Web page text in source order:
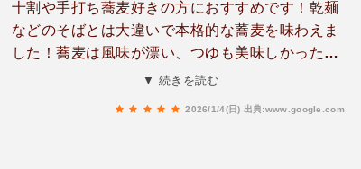
十割や手打ち蕎麦好きの方におすすめです！乾麺
などのそばとは大違いで本格的な蕎麦を味わえま
した！蕎麦は風味が漂い、つゆも美味しかったで
す！さらに身体に優しい素材なのが嬉しいで
▼ 続きを読む
2026/1/4(日) 出典:www.google.com